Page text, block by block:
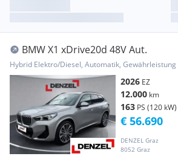
BMW X1 xDrive20d 48V Aut.
Hybrid Elektro/Diesel, Automatik, Gewährleistung
2026 EZ
12.000 km
163 PS (120 kW)
DENZEL Graz
8052 Graz
€ 56.690